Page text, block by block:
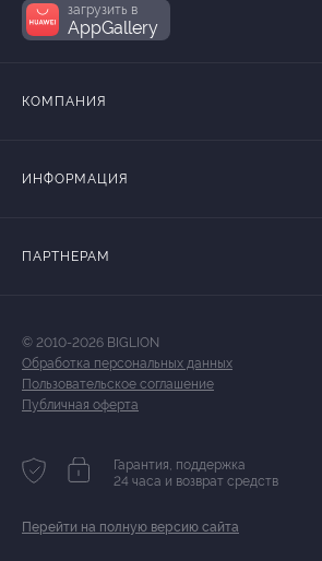
загрузить в
AppGallery
КОМПАНИЯ
ИНФОРМАЦИЯ
ПАРТНЕРАМ
© 2010-2026 BIGLION
Обработка персональных данных
Пользовательское соглашение
Публичная оферта
Гарантия, поддержка
24 часа и возврат средств
Перейти на полную версию сайта